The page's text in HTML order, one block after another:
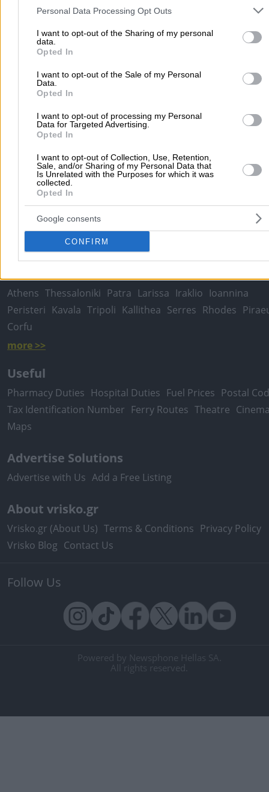
and may gather and store information including but not limited to
to Google and its third-party tags to use your data for below
purposes in below Google consent section.
Personal Data Processing Opt Outs
I want to opt-out of the Sharing of my personal
data.
Opted In
I want to opt-out of the Sale of my Personal
Data.
Opted In
I want to opt-out of processing my Personal
Data for Targeted Advertising.
Opted In
I want to opt-out of Collection, Use, Retention,
Sale, and/or Sharing of my Personal Data that
Is Unrelated with the Purposes for which it was
collected.
Opted In
Google consents
CONFIRM
Fotis G.
Prefecture of ATTICA > Agii Anargyri
Funeral Services -
Centers for Cremation
I.GIANNAKOPOULOS
Popular Searches
Moving Services Locksmiths Psychologists Nursery
Car Garages
Athens Thessaloniki Patra Larissa Iraklio Ioannina
Peristeri Kavala Tripoli Kallithea Serres Rhodes
Corfu
more >>
Useful
Pharmacy Duties Hospital Duties Fuel Prices Postal
Tax Identification Number Ferry Routes Theatre
Maps
Advertise Solutions
Advertise with Us Add a Free Listing
About vrisko.gr
Vrisko.gr (About Us) Terms & Conditions Privacy Policy
Vrisko Blog Contact Us
Follow Us
Powered by Newsphone Hellas SA.
All rights reserved.